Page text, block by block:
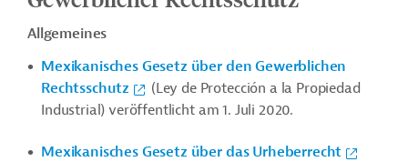
Allgemeines
Mexikanisches Gesetz über den Gewerblichen
Rechtsschutz
(Ley de Protección a la Propiedad
Industrial) veröffentlicht am 1. Juli 2020.
Mexikanisches Gesetz über das Urheberrecht